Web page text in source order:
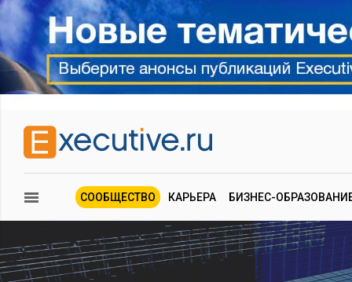
СООБЩЕСТВО КАРЬЕРА БИЗНЕС-